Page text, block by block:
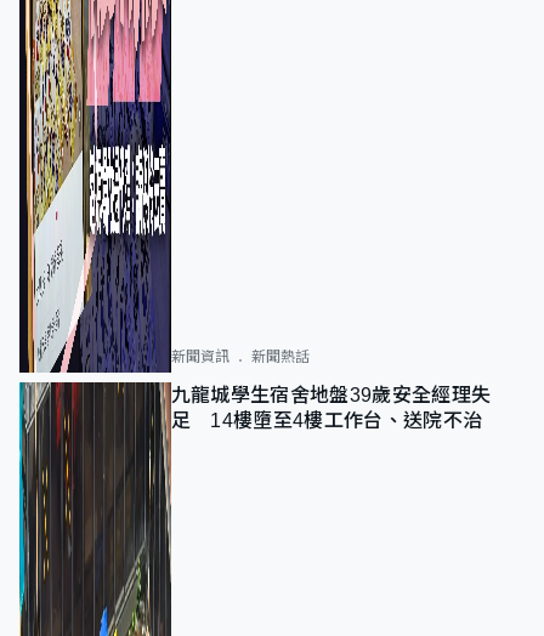
新聞資訊 新聞熱話
九龍城學生宿舍地盤39歲安全經理失
足 14樓墮至4樓工作台、送院不治